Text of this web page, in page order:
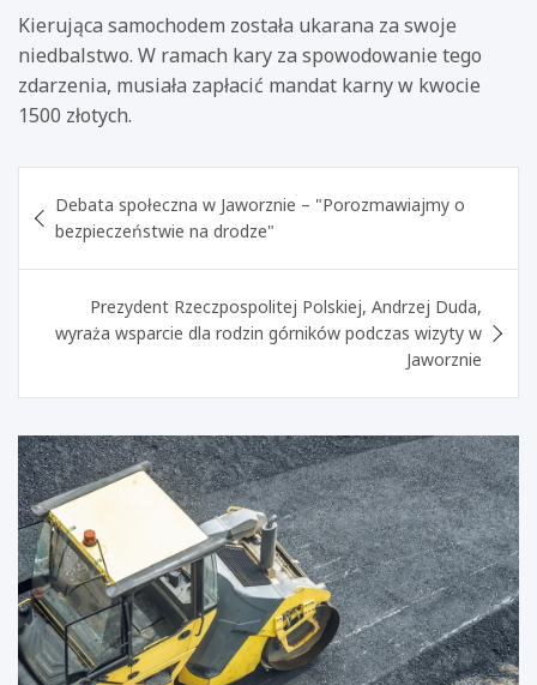
Kierująca samochodem została ukarana za swoje
niedbalstwo. W ramach kary za spowodowanie tego
zdarzenia, musiała zapłacić mandat karny w kwocie
1500 złotych.
wpisu
Debata społeczna w Jaworznie – "Porozmawiajmy o
bezpieczeństwie na drodze"
Prezydent Rzeczpospolitej Polskiej, Andrzej Duda,
wyraża wsparcie dla rodzin górników podczas wizyty w
Jaworznie